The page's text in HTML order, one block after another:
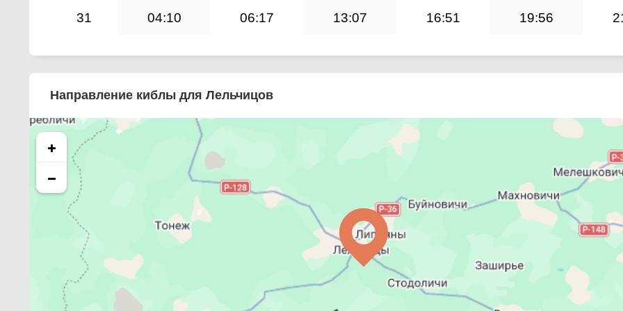
31 04:10 06:17 13:07 16:51 19:56
Направление киблы для Лельчицов
+
−